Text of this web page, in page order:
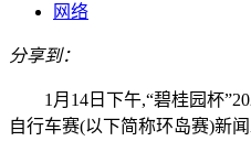
网络
分享到：
1月14日下午,“碧桂园杯
自行车赛(以下简称环岛赛)新